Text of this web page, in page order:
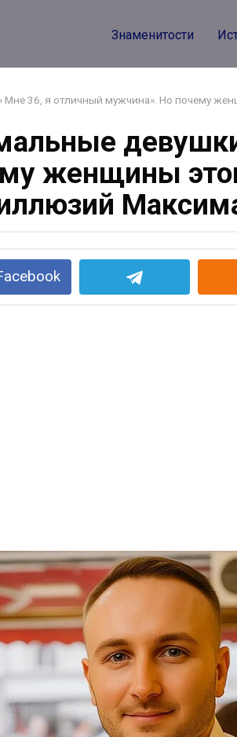
Знаменитости
Мне 36, я отличный мужчина». Но почему
женщины